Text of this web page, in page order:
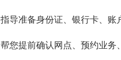
指导准备身份证、银行卡、
帮您提前确认网点、预约业